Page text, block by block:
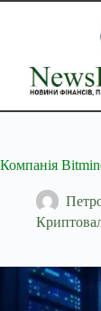
Перейти
Компанія